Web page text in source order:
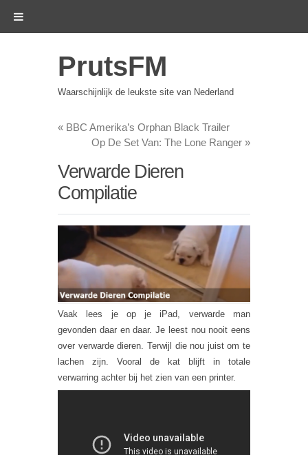
PrutsFM
Waarschijnlijk de leukste site van Nederland
« BBC Amerika’s Orphan Black Trailer
Op De Set Van: The Lone Ranger »
Verwarde Dieren
Compilatie
Vaak lees je op je iPad, verwarde man
gevonden daar en daar. Je leest nou nooit eens
over verwarde dieren. Terwijl die nou juist om te
lachen zijn. Vooral de kat blijft in totale
verwarring achter bij het zien van een printer.